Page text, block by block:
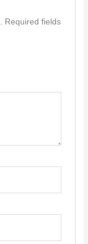
Required fields